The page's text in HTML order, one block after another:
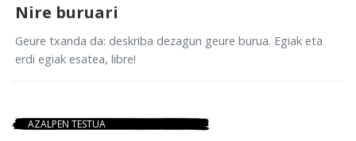
Nire buruari
Geure txanda da: deskriba dezagun geure burua. Egiak eta
erdi egiak esatea, libre!
AZALPEN TESTUA